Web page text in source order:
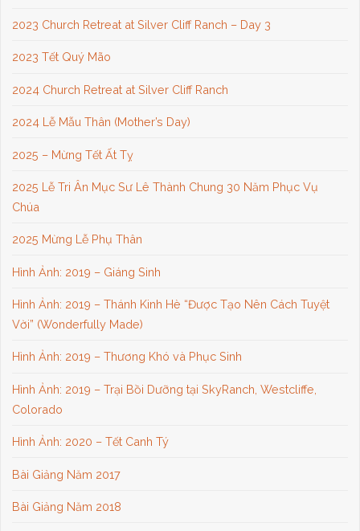
2023 Church Retreat at Silver Cliff Ranch – Day 3
2023 Tết Quý Mão
2024 Church Retreat at Silver Cliff Ranch
2024 Lễ Mẫu Thân (Mother’s Day)
2025 – Mừng Tết Ất Tỵ
2025 Lễ Tri Ân Mục Sư Lê Thành Chung 30 Năm Phục Vụ
Chúa
2025 Mừng Lễ Phụ Thân
Hình Ảnh: 2019 – Giáng Sinh
Hình Ảnh: 2019 – Thánh Kinh Hè “Được Tạo Nên Cách Tuyệt
Vời” (Wonderfully Made)
Hình Ảnh: 2019 – Thương Khó và Phục Sinh
Hình Ảnh: 2019 – Trại Bồi Dưỡng tại SkyRanch, Westcliffe,
Colorado
Hình Ảnh: 2020 – Tết Canh Tý
Bài Giảng Năm 2017
Bài Giảng Năm 2018